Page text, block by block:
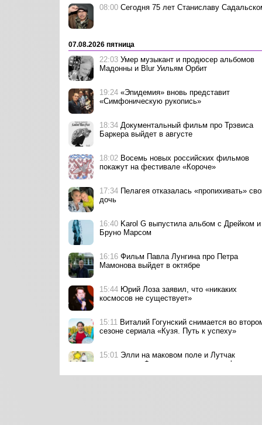
08:00 Сегодня 75 лет Станиславу
07.08.2026 пятница
22:03 Умер музыкант и продюсер альбомов
Мадонны и Blur Уильям Орбит
19:24 «Эпидемия» вновь представит
«Симфоническую рукопись»
18:34 Документальный фильм про Трэвиса
Баркера выйдет в августе
18:02 Восемь новых российских фильмов
покажут на фестивале «Короче»
17:34 Пелагея отказалась «пропихивать»
дочь
16:40 Karol G выпустила альбом с Дрейком и
Бруно Марсом
16:16 Фильм Павла Лунгина про Петра
Мамонова выйдет в октябре
15:44 Юрий Лоза заявил, что «никаких
космосов не существует»
15:11 Виталий Гогунский снимается во
сезоне сериала «Кузя. Путь к успеху»
15:01 Элли на маковом поле и Лутчак
исполнили «Фанерное солнце» для фильма